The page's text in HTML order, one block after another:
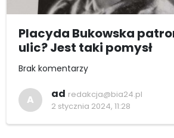
Placyda Bukowska
ulic? Jest taki pomysł
Brak komentarzy
A ad redakcja@bia24.pl
2 stycznia 2024, 11:28